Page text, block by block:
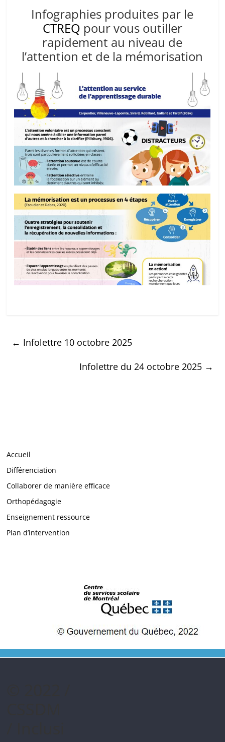
Infographies produites par le
CTREQ pour vous outiller
rapidement au niveau de
l’attention et de la mémorisation
← Infolettre 10 octobre 2025
Infolettre du 24 octobre 2025 →
Accueil
Différenciation
Collaborer de manière efficace
Orthopédagogie
Enseignement ressource
Plan d’intervention